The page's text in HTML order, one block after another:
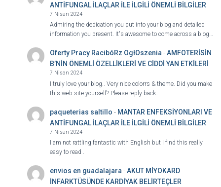
ANTİFUNGAL İLAÇLAR İLE İLGİLİ ÖNEMLİ BİLGİLER
7 Nisan 2024
Admiring the dedication you put into your blog and detailed
information you present. It's awesome to come across a blog…
Oferty Pracy RacibóRz OgłOszenia -AMFOTERİSİN
B’NİN ÖNEMLİ ÖZELLİKLERİ VE CİDDİ YAN ETKİLERİ
7 Nisan 2024
I truly love your blog.. Very nice colorrs & theme. Did you make
this web site yourself? Please reply back…
paqueterias saltillo - MANTAR ENFEKSİYONLARI VE
ANTİFUNGAL İLAÇLAR İLE İLGİLİ ÖNEMLİ BİLGİLER
7 Nisan 2024
I am not rattling fantastic with English but I find this really
easy to read .
envios en guadalajara -AKUT MİYOKARD
İNFARKTÜSÜNDE KARDİYAK BELİRTEÇLER